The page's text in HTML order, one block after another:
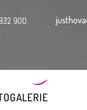
900